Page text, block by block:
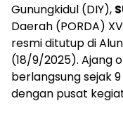
Gunungkidul (DIY),
Daerah (PORDA)
resmi ditutup di
(18/9/2025). Ajang
berlangsung sejak
dengan pusat